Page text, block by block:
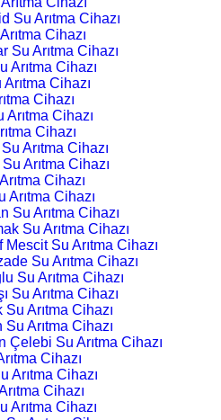
Su Arıtma Cihazı
Cihazı
Su Arıtma Cihazı
Arıtma Cihazı
Cihazı
Cihazı
Arıtma Cihazı
Cihazı
Arıtma Cihazı
Arıtma Cihazı
Cihazı
Arıtma Cihazı
Su Arıtma Cihazı
Su Arıtma Cihazı
Mescit Su Arıtma Cihazı
Su Arıtma Cihazı
Su Arıtma Cihazı
Su Arıtma Cihazı
Su Arıtma Cihazı
Arıtma Cihazı
Çelebi Su Arıtma Cihazı
Cihazı
Arıtma Cihazı
Cihazı
Arıtma Cihazı